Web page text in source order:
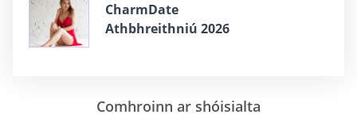
CharmDate
Athbhreithniú 2026
Comhroinn ar shóisialta